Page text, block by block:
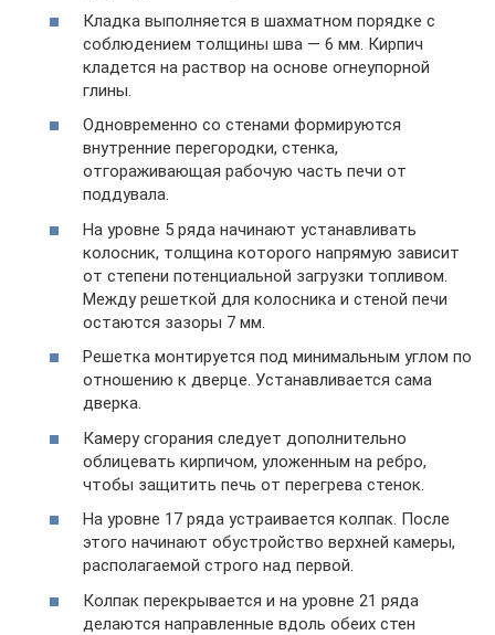
Кладка выполняется в шахматном порядке с
соблюдением толщины шва — 6 мм. Кирпич
кладется на раствор на основе огнеупорной
глины.
Одновременно со стенами формируются
внутренние перегородки, стенка,
отгораживающая рабочую часть печи от
поддувала.
На уровне 5 ряда начинают устанавливать
колосник, толщина которого напрямую зависит
от степени потенциальной загрузки топливом.
Между решеткой для колосника и стеной печи
остаются зазоры 7 мм.
Решетка монтируется под минимальным углом по
отношению к дверце. Устанавливается сама
дверка.
Камеру сгорания следует дополнительно
облицевать кирпичом, уложенным на ребро,
чтобы защитить печь от перегрева стенок.
На уровне 17 ряда устраивается колпак. После
этого начинают обустройство верхней камеры,
располагаемой строго над первой.
Колпак перекрывается и на уровне 21 ряда
делаются направленные вдоль обеих стен